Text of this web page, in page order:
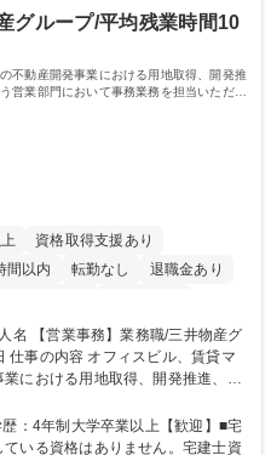
グループ/平均残業時間10
不動産開発事業における用地取得、開発推
営業部門において事務業務を担当いただき
資格取得支援あり
間以内 転勤なし
退職金あり
あり
における用地取得、開発推進、賃
営業部門において事務業務を担当
（各種費用支払、支払管理、請
：4年制大学卒業以上【歓迎】■宅
いる資格はありません。宅建士資